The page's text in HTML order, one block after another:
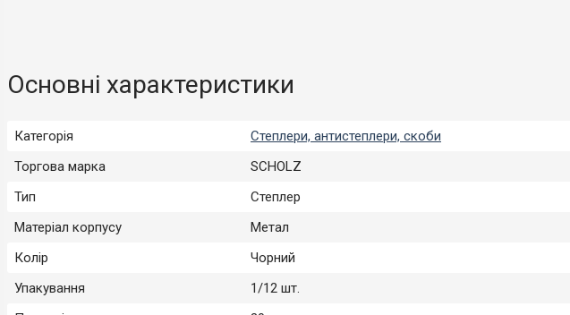
Основні характеристики
Категорія
Степлери, антистеплери, скоби
Торгова марка
SCHOLZ
Тип
Степлер
Матеріал корпусу
Метал
Колір
Чорний
Упакування
1/12 шт.